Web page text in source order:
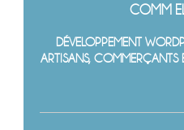
COMM
DÉVELOPPEMENT
ARTISANS, COMMERÇANTS